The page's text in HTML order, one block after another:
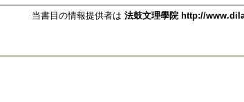
当書目の情報提供者は 法鼓文理學院 http://